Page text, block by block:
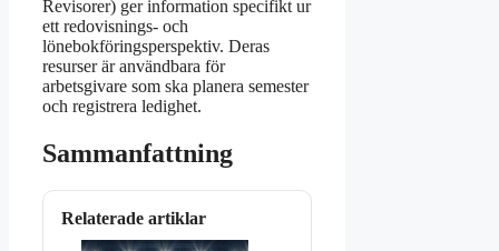
Revisorer) ger information specifikt ur
ett redovisnings- och
lönebokföringsperspektiv. Deras
resurser är användbara för
arbetsgivare som ska planera semester
och registrera ledighet.
Sammanfattning
Relaterade artiklar